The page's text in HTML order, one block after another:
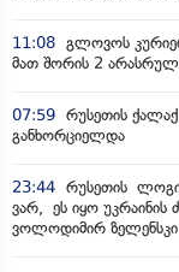
11:08 გლოვოს
მათ შორის 2
07:59 რუსეთის
განხორციელდა
23:44 რუსეთის
ვარ, ეს იყო უკრაინის
ვოლოდიმირ ზელენსკი